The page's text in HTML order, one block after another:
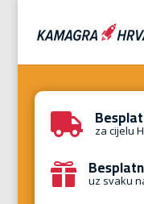
 za cijelu
 uz svaku